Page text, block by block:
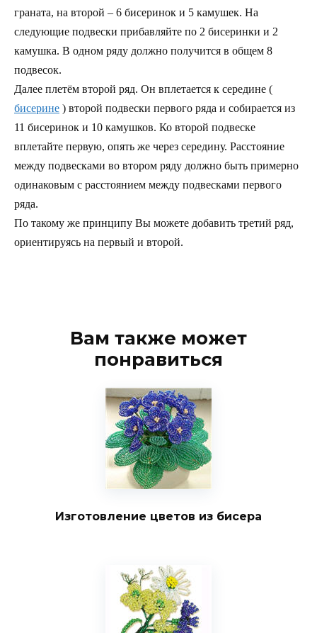
граната, на второй – 6 бисеринок и 5 камушек. На
следующие подвески прибавляйте по 2 бисеринки и 2
камушка. В одном ряду должно получится в общем 8
подвесок.
Далее плетём второй ряд. Он вплетается к середине (
бисерине ) второй подвески первого ряда и собирается из
11 бисеринок и 10 камушков. Ко второй подвеске
вплетайте первую, опять же через середину. Расстояние
между подвесками во втором ряду должно быть примерно
одинаковым с расстоянием между подвесками первого
ряда.
По такому же принципу Вы можете добавить третий ряд,
ориентируясь на первый и второй.
Вам также может
понравиться
Изготовление цветов из бисера